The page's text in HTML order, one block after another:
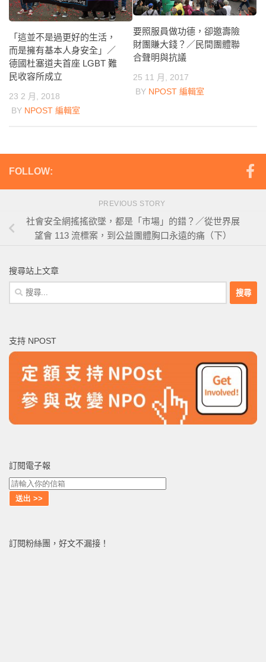
「這並不是過更好的生活，
而是擁有基本人身安全」／
德國杜塞道夫首座 LGBT 難
民收容所成立
23 2 月, 2018
BY NPOST 編輯室
要照服員做功德，卻邀壽險
財團賺大錢？／民間團體聯
合聲明與抗議
25 11 月, 2017
BY NPOST 編輯室
FOLLOW:
PREVIOUS STORY
社會安全網搖搖欲墜，都是「市場」的錯？／從世界展
望會 113 流標案，到公益團體胸口永遠的痛（下）
搜尋站上文章
搜
尋
字:
支持 NPOST
訂閱電子報
訂閱粉絲團，好文不漏接！